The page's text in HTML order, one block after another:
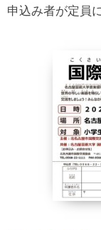
申込み者が定員